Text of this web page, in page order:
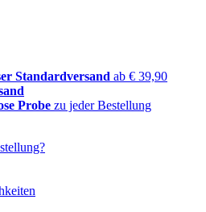
Standardversand ab € 39,90
Probe zu jeder Bestellung